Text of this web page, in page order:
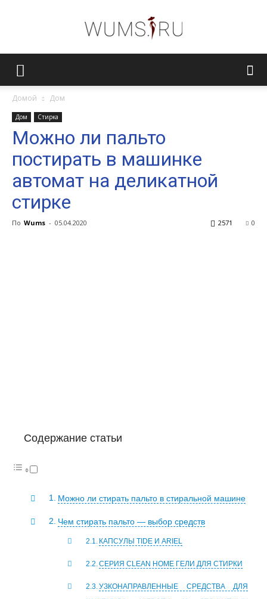
Домой Дом
Дом Стирка
Можно ли пальто
постирать в машинке
автомат на деликатной
стирке
По Wums - 05.04.2020 0
2571
Содержание статьи
Можно ли стирать пальто в стиральной машине
Чем стирать пальто — выбор средств
КАПСУЛЫ TIDE И ARIEL
СЕРИЯ CLEAN HOME ГЕЛИ ДЛЯ СТИРКИ
УЗКОНАПРАВЛЕННЫЕ СРЕДСТВА ДЛЯ